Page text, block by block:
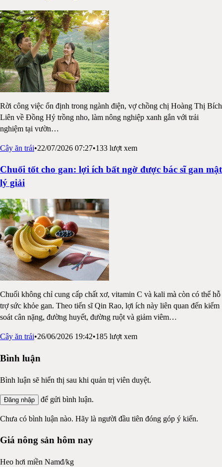
Rời công việc ổn định trong ngành điện, vợ chồng chị Hoàng Thị Bích
Liên về Đồng Hỷ trồng nho, làm nông nghiệp xanh gắn với trải
nghiệm tại vườn…
Cây ăn trái•22/07/2026 07:27•133 lượt xem
Chuối tốt cho gan: lợi ích bất ngờ được bác sĩ gan mật
lý giải
Chuối không chỉ cung cấp chất xơ, vitamin C và kali mà còn có thể hỗ
trợ sức khỏe gan. Theo tiến sĩ Qin Rao, lợi ích này liên quan đến kiểm
soát cân nặng, đường huyết, đường ruột và giảm viêm…
Cây ăn trái•26/06/2026 19:42•185 lượt xem
Bình luận
Bình luận sẽ hiển thị sau khi quản trị viên duyệt.
Đăng nhập để gửi bình luận.
Chưa có bình luận nào. Hãy là người đầu tiên đóng góp ý kiến.
Giá nông sản hôm nay
Heo hơi miền Namđ/kg